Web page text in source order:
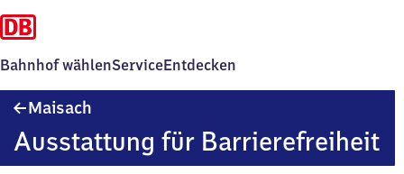
Bahnhof wählenServiceEntdecken
Maisach
Ausstattung für Barrierefreiheit